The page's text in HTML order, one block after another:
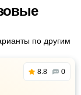
по другим
8.8 0